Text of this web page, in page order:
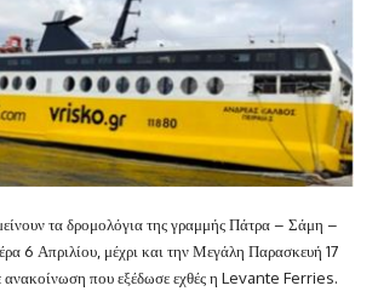
τα δρομολόγια της γραμμής Πάτρα – Σάμη –
6 Απριλίου, μέχρι και την Μεγάλη Παρασκευή 17
ανακοίνωση που εξέδωσε εχθές η Levante Ferries.